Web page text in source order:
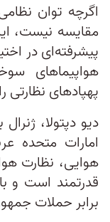
اگرچه توان
مقایسه نیست،
هواپیماهای
پهپادهای
دیو دپتولا،
امارات متحده
هوایی، نظارت
قدرتمند است و
برابر حملات